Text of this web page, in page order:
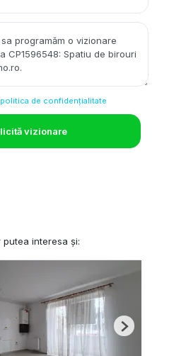
politica de confidențialitate
vizionare
putea interesa și:
Next